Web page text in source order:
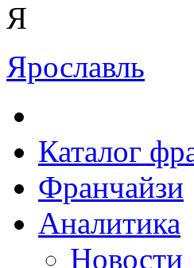
Я
Ярославль
Каталог
Франчайзи
Аналитика
Новости